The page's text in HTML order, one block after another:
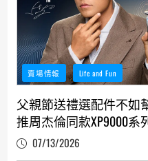
賣場情報 Life and Fun
父親節送禮選配件不如
推周杰倫同款XP9000系
07/13/2026